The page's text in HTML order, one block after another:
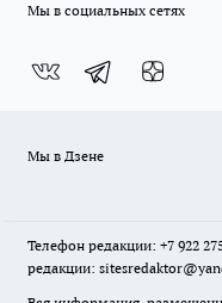
Мы в социальных сетях
Мы в Дзене
Телефон редакции: +7 922
редакции: